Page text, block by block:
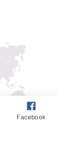
Facebook